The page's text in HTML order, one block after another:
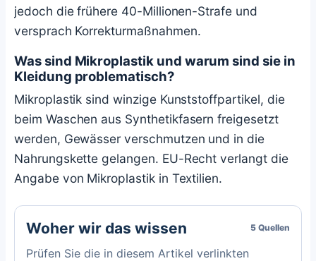
jedoch die frühere 40-Millionen-Strafe und
versprach Korrekturmaßnahmen.
Was sind Mikroplastik und warum sind sie in
Kleidung problematisch?
Mikroplastik sind winzige Kunststoffpartikel, die
beim Waschen aus Synthetikfasern freigesetzt
werden, Gewässer verschmutzen und in die
Nahrungskette gelangen. EU-Recht verlangt die
Angabe von Mikroplastik in Textilien.
Woher wir das wissen 5 Quellen
Prüfen Sie die in diesem Artikel verlinkten